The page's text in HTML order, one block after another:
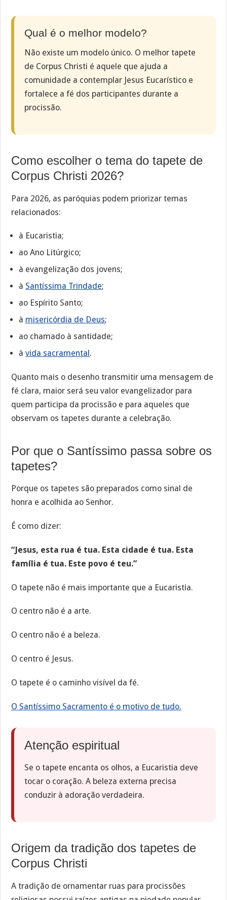
Qual é o melhor modelo?
Não existe um modelo único. O melhor tapete
de Corpus Christi é aquele que ajuda a
comunidade a contemplar Jesus Eucarístico e
fortalece a fé dos participantes durante a
procissão.
Como escolher o tema do tapete de
Corpus Christi 2026?
Para 2026, as paróquias podem priorizar temas
relacionados:
à Eucaristia;
ao Ano Litúrgico;
à evangelização dos jovens;
à Santíssima Trindade;
ao Espírito Santo;
à misericórdia de Deus;
ao chamado à santidade;
àvida sacramental.
Quanto mais o desenho transmitir uma mensagem de
fé clara, maior será seu valor evangelizador para
quem participa da procissão e para aqueles que
observam os tapetes durante a celebração.
Por que o Santíssimo passa sobre os
tapetes?
Porque os tapetes são preparados como sinal de
honra e acolhida ao Senhor.
É como dizer:
“Jesus, esta rua é tua. Esta cidade é tua. Esta
família é tua. Este povo é teu.”
O tapete não é mais importante que a Eucaristia.
O centro não é a arte.
O centro não é a beleza.
O centro é Jesus.
O tapete é o caminho visível da fé.
O Santíssimo Sacramento é o motivo de tudo.
Atenção espiritual
Se o tapete encanta os olhos, a Eucaristia deve
tocar o coração. A beleza externa precisa
conduzir à adoração verdadeira.
Origem da tradição dos tapetes de
Corpus Christi
A tradição de ornamentar ruas para procissões